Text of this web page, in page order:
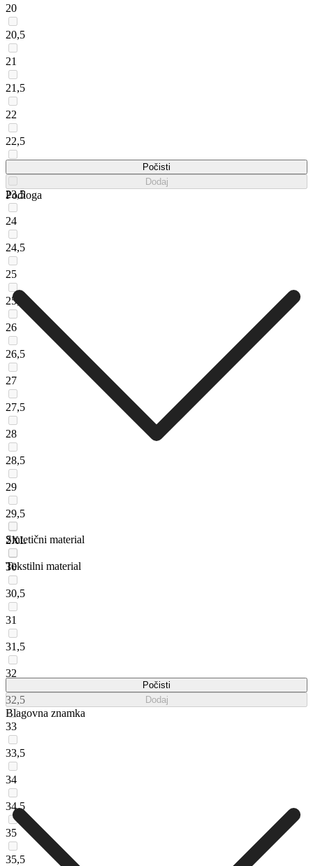
20
20,5
21
21,5
22
22,5
23,5
24
24,5
25
25,5
26
26,5
27
27,5
28
28,5
29
29,5
2XL
30
30,5
31
31,5
32
32,5
33
33,5
34
34,5
35
35,5
Počisti
Dodaj
Podloga
Sintetični material
Tekstilni material
Počisti
Dodaj
Blagovna znamka